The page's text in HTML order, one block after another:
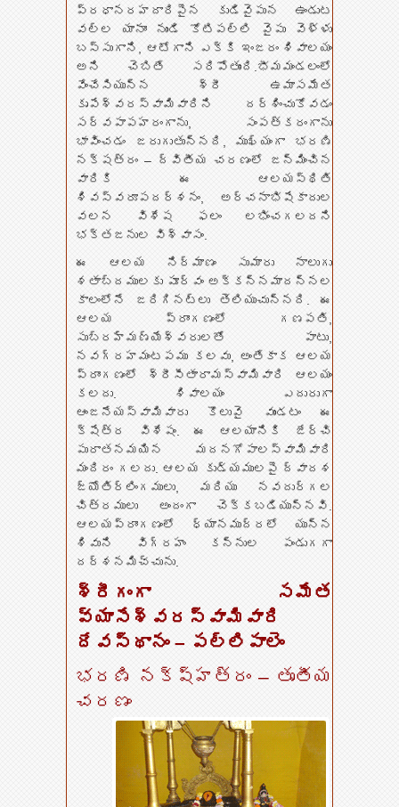
ప్రధానరహదారిపైన కుడివైపున ఉండుట
వల్ల యానాం నుండి కోటిపల్లి వైపు వెళ్ళు
బస్సుగాని, ఆటోగాని ఎక్కి ఇంజరం శివాలయం
అని చెబితే సరిపోతుంది.భీమమండలంలో
వేంచేసియున్న శ్రీ ఉమాసమేత
కృపేశ్వరస్వామివారిని దర్శించుకోవడం
సర్వపాపహరంగాను, సంపత్కరంగాను
భావించడం జరుగుతున్నది, ముఖ్యంగా భరణి
నక్షత్రం – ద్వితీయ చరణంలో జన్మించిన
వారికి ఈ ఆలయస్థితి
శివస్వరూపదర్శనం, అర్చనాభిషేకాదుల
వలన విశేష ఫలం లభించగలదని
భక్తజనుల విశ్వాసం.
ఈ ఆలయ నిర్మాణం సుమారు నాలుగు
శతాబ్దములకు పూర్వం అక్కన్నమాదన్నల
కాలంలోనే జరిగినట్లు తెలియుచున్నది. ఈ
ఆలయ ప్రాంగణంలో గణపతి,
సుబ్రహ్మణ్యేశ్వరులతో పాటు,
నవగ్రహమంటపము కలవు, అంతేకాక ఆలయ
ప్రాంగణంలో శ్రీసీతారామస్వామివారి ఆలయం
కలదు. శివాలయం ఎదురుగా
ఆంజనేయస్వామివారు కొలువై వుండటం ఈ
క్షేత్ర విశేషం. ఈ ఆలయానికి జేర్చి
పురాతనమయిన మదనగోపాలస్వామివారి
మందిరం గలదు. ఆలయ కుడ్యములపై ద్వాదశ
జ్యోతిర్లింగములు, మరియు నవదుర్గల
చిత్రములు అందంగా చెక్కబడియున్నవి.
ఆలయప్రాంగణంలో ధ్యానముద్రలో యున్న
శివుని విగ్రహం కన్నుల పండుగగా
దర్శనమిచ్చును.
శ్రీగంగా సమేత
వ్యాసేశ్వరస్వామివారి
దేవస్థానం – పల్లిపాలెం
భరణి నక్ష్హత్రం – తృతీయ
చరణం